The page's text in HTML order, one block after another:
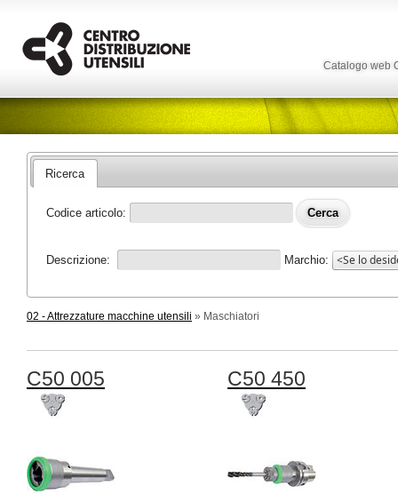
Catalogo web
Ricerca
Codice articolo:
Descrizione: Marchio:
02 - Attrezzature macchine utensili » Maschiatori
C50 005 C50 450